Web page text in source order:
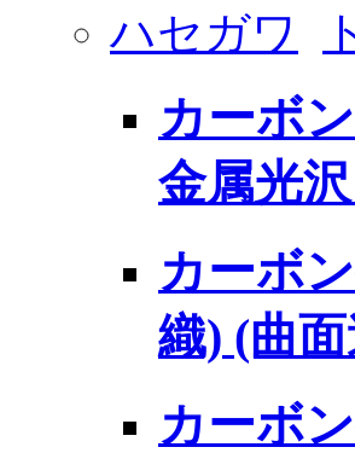
ハセガワ
カーボ
金属光
カーボ
織) (曲
カーボ